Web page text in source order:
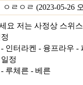
ㅇㄹㅇㄹ (2023-05-26
요 저는 사정상 스위
인터라켄 - 융프라우
정
루체른 - 베른